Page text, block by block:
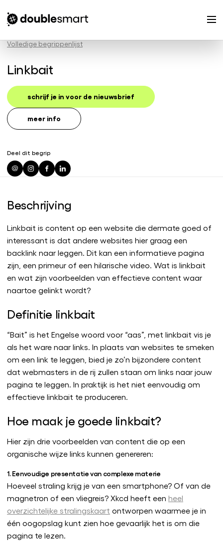
Volledige begrippenlijst
Linkbait
schrijf je in voor de nieuwsbrief
meer info
Deel dit begrip
Beschrijving
Linkbait is content op een website die dermate goed of
interessant is dat andere websites hier graag een
backlink naar leggen. Dit kan een informatieve pagina
zijn, een primeur of een hilarische video. Wat is linkbait
en wat zijn voorbeelden van effectieve content waar
naartoe gelinkt wordt?
Definitie linkbait
“Bait” is het Engelse woord voor “aas”, met linkbait vis je
als het ware naar links. In plaats van websites te smeken
om een link te leggen, bied je zo’n bijzondere content
dat webmasters in de rij zullen staan om links naar jouw
pagina te leggen. In praktijk is het niet eenvoudig om
effectieve linkbait te produceren.
Hoe maak je goede linkbait?
Hier zijn drie voorbeelden van content die op een
organische wijze links kunnen genereren:
1. Eenvoudige presentatie van complexe materie
Hoeveel straling krijg je van een smartphone? Of van de
magnetron of een vliegreis? Xkcd heeft een heel
overzichtelijke stralingskaart ontworpen waarmee je in
één oogopslag kunt zien hoe gevaarlijk het is om die
pagina te lezen.